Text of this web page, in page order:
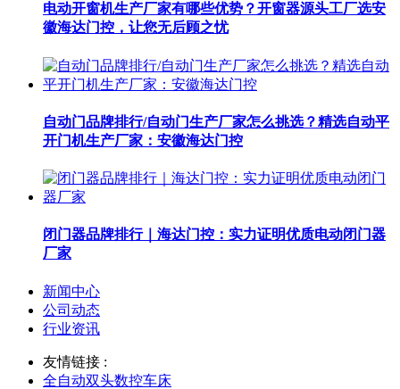
电动开窗机生产厂家有哪些优势？开窗器源头工厂选安
徽海达门控，让您无后顾之忧
自动门品牌排行/自动门生产厂家怎么挑选？精选自动平
开门机生产厂家：安徽海达门控
闭门器品牌排行｜海达门控：实力证明优质电动闭门器
厂家
新闻中心
公司动态
行业资讯
友情链接 :
全自动双头数控车床